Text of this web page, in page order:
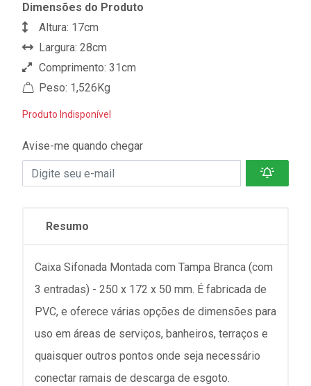
Dimensões do Produto
Altura: 17cm
Largura: 28cm
Comprimento: 31cm
Peso: 1,526Kg
Produto Indisponível
Avise-me quando chegar
Resumo
Caixa Sifonada Montada com Tampa Branca (com
3 entradas) - 250 x 172 x 50 mm. É fabricada de
PVC, e oferece várias opções de dimensões para
uso em áreas de serviços, banheiros, terraços e
quaisquer outros pontos onde seja necessário
conectar ramais de descarga de esgoto.